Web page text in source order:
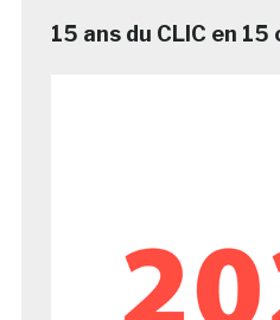
15 ans du CLIC en 15